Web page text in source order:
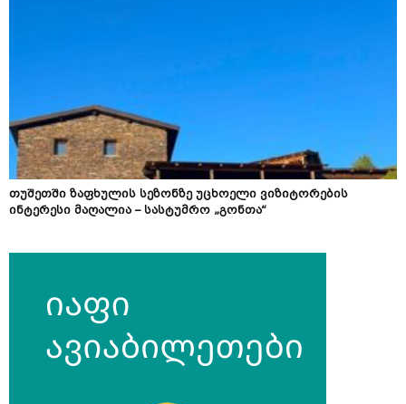
თუშეთში ზაფხულის სეზონზე უცხოელი ვიზიტორების
ინტერესი მაღალია – სასტუმრო „გონთა“